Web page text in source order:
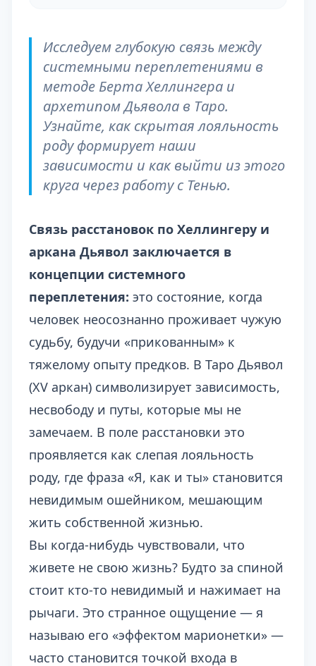
Исследуем глубокую связь между
системными переплетениями в
методе Берта Хеллингера и
архетипом Дьявола в Таро.
Узнайте, как скрытая лояльность
роду формирует наши
зависимости и как выйти из этого
круга через работу с Тенью.
Связь расстановок по Хеллингеру и
аркана Дьявол заключается в
концепции системного
переплетения: это состояние, когда
человек неосознанно проживает чужую
судьбу, будучи «прикованным» к
тяжелому опыту предков. В Таро Дьявол
(XV аркан) символизирует зависимость,
несвободу и путы, которые мы не
замечаем. В поле расстановки это
проявляется как слепая лояльность
роду, где фраза «Я, как и ты» становится
невидимым ошейником, мешающим
жить собственной жизнью.
Вы когда-нибудь чувствовали, что
живете не свою жизнь? Будто за спиной
стоит кто-то невидимый и нажимает на
рычаги. Это странное ощущение — я
называю его «эффектом марионетки» —
часто становится точкой входа в